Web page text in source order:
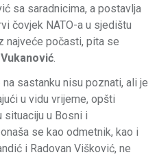
sa saradnicima, a postavlja
čovjek NATO-a u sjedištu
najveće počasti, pita se
.
sastanku nisu poznati, ali je
u vidu vrijeme, opšti
u Bosni i
se kao odmetnik, kao i
i Radovan Višković, ne